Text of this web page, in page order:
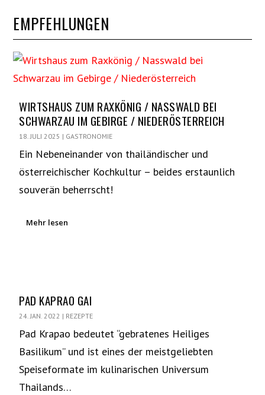
EMPFEHLUNGEN
WIRTSHAUS ZUM RAXKÖNIG / NASSWALD BEI
SCHWARZAU IM GEBIRGE / NIEDERÖSTERREICH
18. JULI 2025 | GASTRONOMIE
Ein Nebeneinander von thailändischer und
österreichischer Kochkultur – beides erstaunlich
souverän beherrscht!
Mehr lesen
PAD KAPRAO GAI
24. JAN. 2022 | REZEPTE
Pad Krapao bedeutet “gebratenes Heiliges
Basilikum” und ist eines der meistgeliebten
Speiseformate im kulinarischen Universum
Thailands…